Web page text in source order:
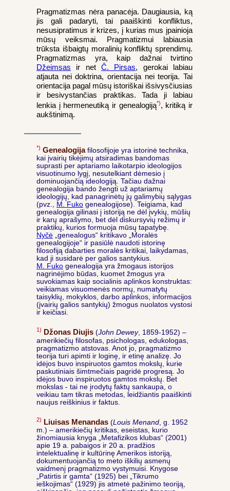
Pragmatizmas nėra panacėja. Daugiausia, ką
jis gali padaryti, tai paaiškinti konfliktus,
nesusipratimus ir krizes, į kurias mus įpainioja
mūsų veiksmai. Pragmatizmui labiausia
trūksta išbaigtų moralinių konfliktų sprendimų.
Pragmatizmas yra, kaip dažnai tvirtino
Džeimsas ir net Č. Pirsas, gerokai labiau
atjauta nei doktrina, orientacija nei teorija. Tai
orientacija pagal mūsų istoriškai išsivysčiusias
ir besivystančias praktikas. Tada ji labiau
lenkia į hermeneutiką ir genealogiją*), kritiką ir
aukštinimą.
*) Genealogijafilosofijoje yra istorinė technika,
kai įvairių tikėjimų atsiradimas bandomas
suprasti per aptariamo laikotarpio ideologijos
visuotinumo lygį, nesutelkiant dėmesio į
dominuojančią ideologiją. Tačiau dažnai
genealogija bando žengti už aptariamų
ideologijų, kad panagrinėtų jų galimybių sąlygas
(pvz., M. Fuko genealogijose). Teigiama, kad
genealogija gilinasi į istoriją ne dėl įvykių, mūšių
ir karų aprašymo, bet dėl diskursyvių režimų ir
praktikų, kurios formuoja mūsų tapatybę.
Nyčė „genealogus“ kritikavo „Moralės
genealogijoje“ ir pasiūlė naudoti istorinę
filosofiją dabarties moralės kritikai, laikydamas,
kad ji susidarė per galios santykius.
M. Fuko genealogija yra žmogaus istorijos
nagrinėjimo būdas, kuomet žmogus yra
suvokiamas kaip socialinis aplinkos konstruktas:
veikiamas visuomenės normų, numatytų
taisyklių, mokyklos, darbo aplinkos, informacijos
(įvairių galios santykių) žmogus nuolatos vystosi
ir keičiasi.
1) Džonas Diujis (John Dewey, 1859-1952) –
amerikiečių filosofas, psichologas, edukologas,
pragmatizmo atstovas. Anot jo, pragmatizmo
teorija turi apimti ir loginę, ir etinę analizę. Jo
idėjos buvo inspiruotos gamtos mokslų, kurie
paskutiniais šimtmečiais pagridė progresą. Jo
idėjos buvo inspiruotos gamtos mokslų. Bet
mokslas - tai ne įrodytų faktų sankaupa, o
veikiau tam tikras metodas, leidžiantis paaiškinti
naujus reiškinius ir faktus.
2) Liuisas Menandas (Louis Menand , g. 1952
m.) – amerikiečių kritikas, eseistas, kurio
žinomiausia knyga „Metafizikos klubas“ (2001)
apie 19 a. pabaigos ir 20 a. pradžios
intelektualinę ir kultūrinę Amerikos istoriją,
dokumentuojančią to meto iškilių asmenų
vaidmenį pragmatizmo vystymuisi. Knygose
„Patirtis ir gamta“ (1925) bei „Tikrumo
ieškojimas“ (1929) jis atmetė pažinimo teoriją,